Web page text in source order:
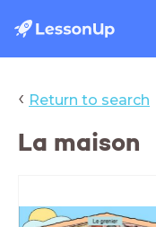
‹ Return to search
La maison